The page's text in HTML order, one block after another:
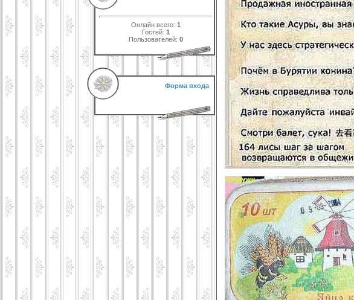
Онлайн всего: 1
Гостей: 1
Пользователей: 0
Форма входа